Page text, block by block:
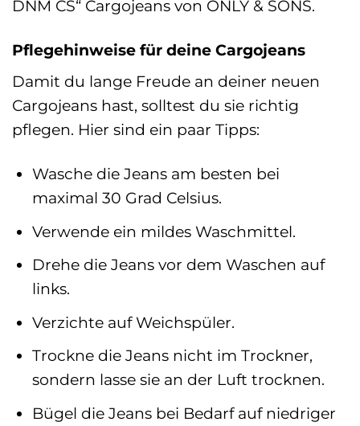
DNM CS“ Cargojeans von ONLY & SONS.
Pflegehinweise für deine Cargojeans
Damit du lange Freude an deiner neuen
Cargojeans hast, solltest du sie richtig
pflegen. Hier sind ein paar Tipps:
Wasche die Jeans am besten bei
maximal 30 Grad Celsius.
Verwende ein mildes Waschmittel.
Drehe die Jeans vor dem Waschen auf
links.
Verzichte auf Weichspüler.
Trockne die Jeans nicht im Trockner,
sondern lasse sie an der Luft trocknen.
Bügel die Jeans bei Bedarf auf niedriger